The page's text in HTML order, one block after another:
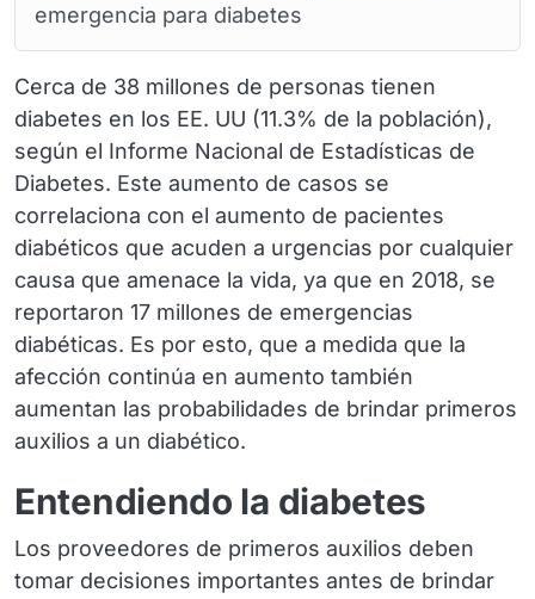
emergencia para diabetes
Cerca de 38 millones de personas tienen
diabetes en los EE. UU (11.3% de la población),
según el Informe Nacional de Estadísticas de
Diabetes. Este aumento de casos se
correlaciona con el aumento de pacientes
diabéticos que acuden a urgencias por cualquier
causa que amenace la vida, ya que en 2018, se
reportaron 17 millones de emergencias
diabéticas. Es por esto, que a medida que la
afección continúa en aumento también
aumentan las probabilidades de brindar primeros
auxilios a un diabético.
Entendiendo la diabetes
Los proveedores de primeros auxilios deben
tomar decisiones importantes antes de brindar